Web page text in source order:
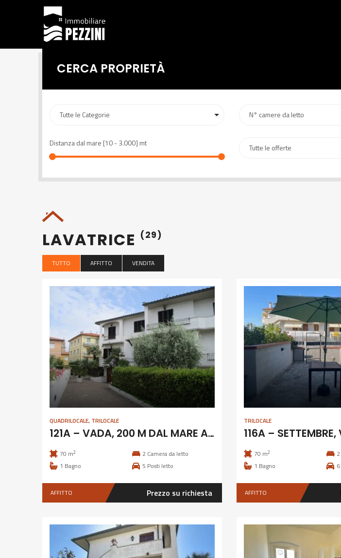
CERCA PROPRIETÀ
Distanza dal mare [10-3.000] mt
LAVATRICE (29)
TUTTO AFFITTO VENDITA
QUADRILOCALE, TRILOCALE
121A – VADA, 200 M DAL MARE AGOSTO MESE INTERO
70 m2 2 Camera da letto
1 Bagno 5 Posti letto
AFFITTO Prezzo su richiesta
TRILOCALE
70 m2 2
1 Bagno 6
AFFITTO